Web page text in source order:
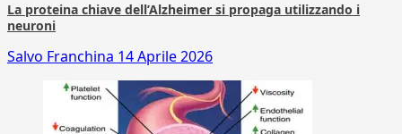
La proteina chiave dell’Alzheimer si propaga utilizzando i
neuroni
Salvo Franchina 14 Aprile 2026